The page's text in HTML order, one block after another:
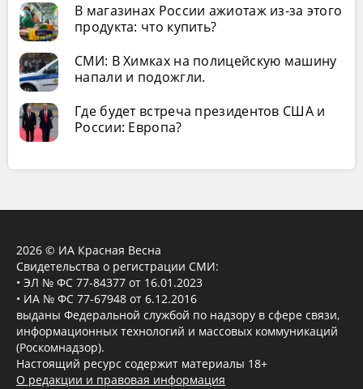
В магазинах России ажиотаж из-за этого
продукта: что купить?
СМИ: В Химках на полицейскую машину
напали и подожгли.
Где будет встреча президентов США и
России: Европа?
2026 © ИА Красная Весна
Свидетельства о регистрации СМИ:
• ЭЛ № ФС 77-84377 от 16.01.2023
• ИА № ФС 77-67948 от 6.12.2016
выданы Федеральной службой по надзору в сфере связи,
информационных технологий и массовых коммуникаций
(Роскомнадзор).
Настоящий ресурс содержит материалы 18+
О редакции и правовая информация